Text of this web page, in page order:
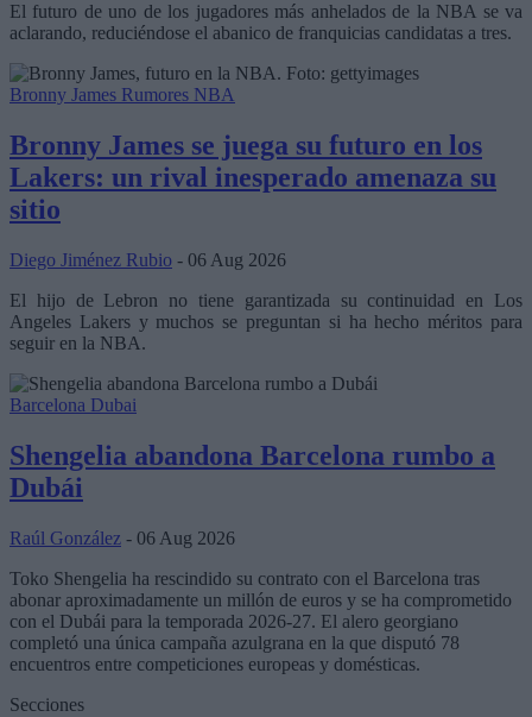
El futuro de uno de los jugadores más anhelados de la NBA se va
aclarando, reduciéndose el abanico de franquicias candidatas a tres.
Bronny James Rumores NBA
Bronny James se juega su futuro en los
Lakers: un rival inesperado amenaza su
sitio
Diego Jiménez Rubio - 06 Aug 2026
El hijo de Lebron no tiene garantizada su continuidad en Los
Angeles Lakers y muchos se preguntan si ha hecho méritos para
seguir en la NBA.
Barcelona Dubai
Shengelia abandona Barcelona rumbo a
Dubái
Raúl González - 06 Aug 2026
Toko Shengelia ha rescindido su contrato con el Barcelona tras
abonar aproximadamente un millón de euros y se ha comprometido
con el Dubái para la temporada 2026-27. El alero georgiano
completó una única campaña azulgrana en la que disputó 78
encuentros entre competiciones europeas y domésticas.
Secciones